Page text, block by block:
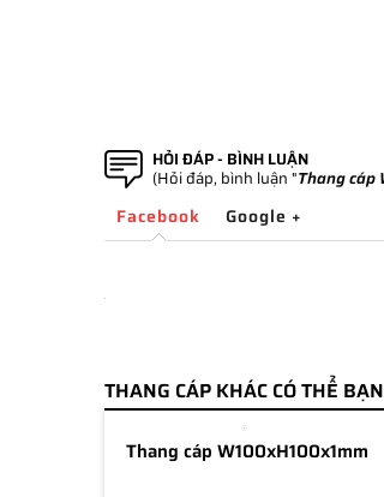
HỎI ĐÁP - BÌNH LUẬN
(Hỏi đáp, bình luận "Thang cáp
Facebook Google +
THANG CÁP KHÁC CÓ THỂ
Thang cáp W100xH100x1mm